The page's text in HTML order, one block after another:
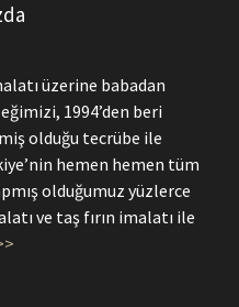
üzerine babadan
1994’den beri
olduğu tecrübe ile
hemen hemen tüm
olduğumuz yüzlerce
ve taş fırın imalatı ile